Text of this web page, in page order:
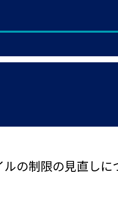
の制限の見直しに